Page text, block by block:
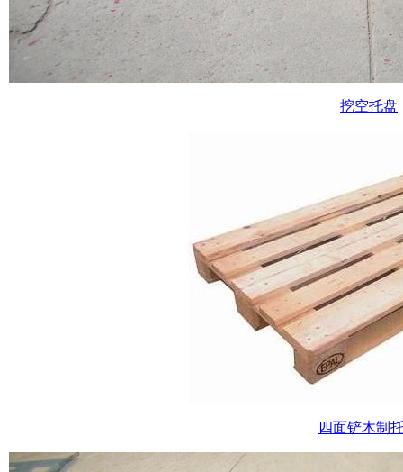
挖空托盘
四面铲木制